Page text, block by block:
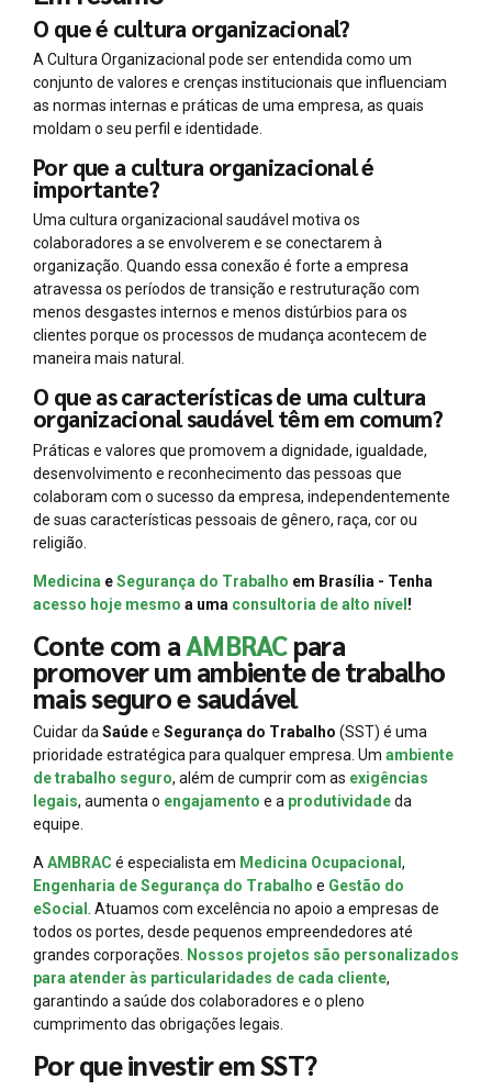
O que é cultura organizacional?
A Cultura Organizacional pode ser entendida como um
conjunto de valores e crenças institucionais que influenciam
as normas internas e práticas de uma empresa, as quais
moldam o seu perfil e identidade.
Por que a cultura organizacional é
importante?
Uma cultura organizacional saudável motiva os
colaboradores a se envolverem e se conectarem à
organização. Quando essa conexão é forte a empresa
atravessa os períodos de transição e restruturação com
menos desgastes internos e menos distúrbios para os
clientes porque os processos de mudança acontecem de
maneira mais natural.
O que as características de uma cultura
organizacional saudável têm em comum?
Práticas e valores que promovem a dignidade, igualdade,
desenvolvimento e reconhecimento das pessoas que
colaboram com o sucesso da empresa, independentemente
de suas características pessoais de gênero, raça, cor ou
religião.
Medicina eSegurança do Trabalho em Brasília - Tenha
acesso hoje mesmo a uma consultoria de alto nível!
Conte com aAMBRACpara
promover um ambiente de trabalho
mais seguro e saudável
Cuidar daSaúdee Segurança do Trabalho (SST) é uma
prioridade estratégica para qualquer empresa. Um ambiente
de trabalho seguro, além de cumprir com as exigências
legais, aumenta o engajamento e a produtividadeda
equipe.
AAMBRAC é especialista em Medicina Ocupacional ,
Engenharia de Segurança do Trabalho e Gestão do
eSocial . Atuamos com excelência no apoio a empresas de
todos os portes, desde pequenos empreendedores até
grandes corporações. Nossos projetos são personalizados
para atender às particularidades de cada cliente,
garantindo a saúde dos colaboradores e o pleno
cumprimento das obrigações legais.
Por que investir em SST?